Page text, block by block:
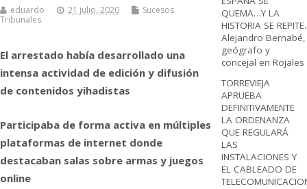
eduardo 21 julio, 2020
Sucesos
Tribunales
El arrestado había desarrollado una
intensa actividad de edición y difusión
de contenidos yihadistas
Participaba de forma activa en múltiples
plataformas de internet donde
destacaban salas sobre armas y juegos
online
QUEMA…Y LA
HISTORIA SE REPITE.
Alejandro Bernabé,
geógrafo y
concejal en Rojales
TORREVIEJA
APRUEBA
DEFINITIVAMENTE
LA ORDENANZA
QUE REGULARÁ
LAS
INSTALACIONES Y
EL CABLEADO DE